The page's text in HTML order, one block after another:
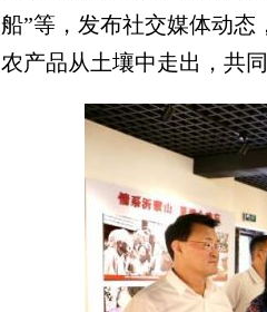
船”等，发布社交媒体动态
农产品从土壤中走出，共